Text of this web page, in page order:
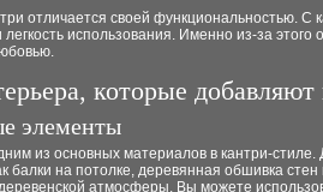
отличается своей функциональностью.
использования. Именно из-за этого
которые
элементы
из основных материалов в кантри-
балки на потолке, деревянная обшивка
атмосферы. Вы можете